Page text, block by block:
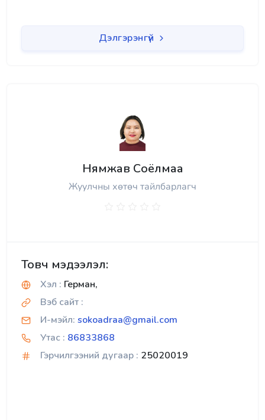
Дэлгэрэнгүй
Нямжав Соёлмаа
Жуулчны хөтөч тайлбарлагч
Товч мэдээлэл:
Хэл : Герман,
Вэб сайт :
И-мэйл: sokoadraa@gmail.com
Утас : 86833868
Гэрчилгээний дугаар : 25020019